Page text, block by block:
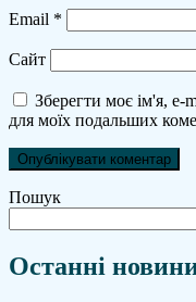
Email *
Сайт
Зберегти моє ім'я, e-
для моїх подальших
Пошук
Останні